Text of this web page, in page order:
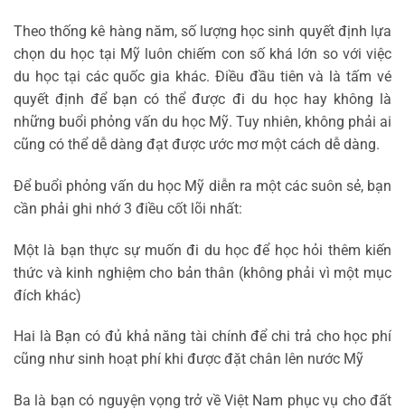
Theo thống kê hàng năm, số lượng học sinh quyết định lựa
chọn du học tại Mỹ luôn chiếm con số khá lớn so với việc
du học tại các quốc gia khác. Điều đầu tiên và là tấm vé
quyết định để bạn có thể được đi du học hay không là
những buổi phỏng vấn du học Mỹ. Tuy nhiên, không phải ai
cũng có thể dễ dàng đạt được ước mơ một cách dễ dàng.
Để buổi phỏng vấn du học Mỹ diễn ra một các suôn sẻ, bạn
cần phải ghi nhớ 3 điều cốt lõi nhất:
Một là bạn thực sự muốn đi du học để học hỏi thêm kiến
thức và kinh nghiệm cho bản thân (không phải vì một mục
đích khác)
Hai là Bạn có đủ khả năng tài chính để chi trả cho học phí
cũng như sinh hoạt phí khi được đặt chân lên nước Mỹ
Ba là bạn có nguyện vọng trở về Việt Nam phục vụ cho đất